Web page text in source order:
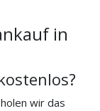
in
wir das